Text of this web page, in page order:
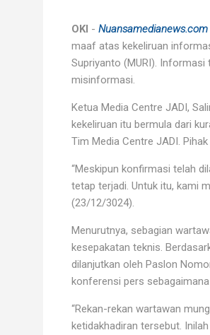
OKI - Nuansamedianews.com
maaf atas kekeliruan
Supriyanto (MURI). Informasi
misinformasi.
Ketua Media Centre JADI,
kekeliruan itu bermula dari
Tim Media Centre JADI.
“Meskipun konfirmasi telah
tetap terjadi. Untuk itu, kami
(23/12/3024).
Menurutnya, sebagian
kesepakatan teknis.
dilanjutkan oleh Paslon
konferensi pers
“Rekan-rekan wartawan
ketidakhadiran tersebut.